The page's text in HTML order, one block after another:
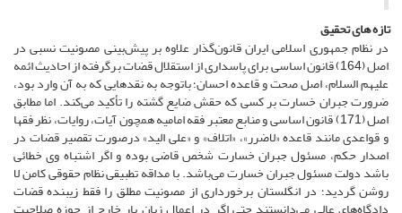
تازه های تحقیق
در نظام جمهوری اسلامی ایران قانون‌گذار علاوه بر پیش‌‌بینی مصونیت نسبی در
اصل (164) قانون اساسی برای پاسداری از استقلال قضات برگرفته از احادیث ائمه
علیهم السلام، اصل صحت و قاعده احسان؛ باتوجه به نقدهایی که به آن وارد بود،
ضرورت جبران خسارت بر کسی که حقش ضایع گشته را تأکید می‌‌کند. اما مطابق
اصل (171) قانون اساسی و منابع معتبر فقه امامیه همچون آیات، روایات، نظر فقها
و قواعدی مانند قاعده «لاضرر»، «اتلاف» و «علی الید» درصورت تقصیر قضات در
اصدار حکم، مسئول جبران خسارت شخص قاضی بوده و اگر اشتباه وی خطائی
باشد دولت مسئول جبران خسارت می‌‌باشد. با مداقه تطبیقی نظام حقوقی کامن لا
روشن گردید؛ در انگلستان برخورداری از مصونیت مطلق را فقط زیبنده قضات